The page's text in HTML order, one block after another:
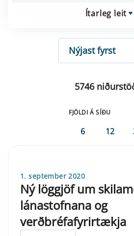
Ítarleg leit
RÖÐUN
5746
FJÖLDI Á SÍÐU
6 12
1. september 2020
Ný löggjöf um
lánastofnana og
verðbréfafyrirtækja